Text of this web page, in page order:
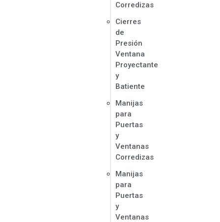
Corredizas
Cierres
de
Presión
Ventana
Proyectante
y
Batiente
Manijas
para
Puertas
y
Ventanas
Corredizas
Manijas
para
Puertas
y
Ventanas